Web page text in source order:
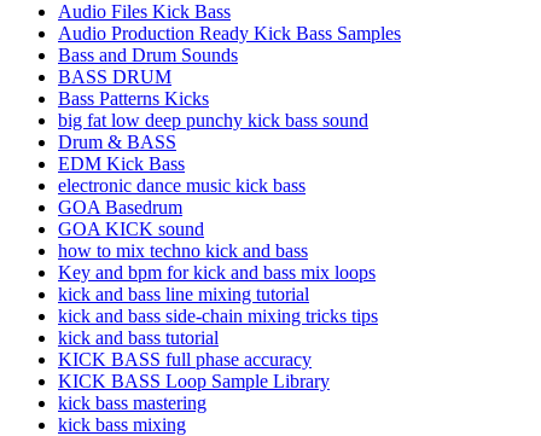
Audio Files Kick Bass
Audio Production Ready Kick Bass Samples
Bass and Drum Sounds
BASS DRUM
Bass Patterns Kicks
big fat low deep punchy kick bass sound
Drum & BASS
EDM Kick Bass
electronic dance music kick bass
GOA Basedrum
GOA KICK sound
how to mix techno kick and bass
Key and bpm for kick and bass mix loops
kick and bass line mixing tutorial
kick and bass side-chain mixing tricks tips
kick and bass tutorial
KICK BASS full phase accuracy
KICK BASS Loop Sample Library
kick bass mastering
kick bass mixing